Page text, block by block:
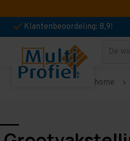
Klantenbeoordeling: 8,9!
Zoeken
home